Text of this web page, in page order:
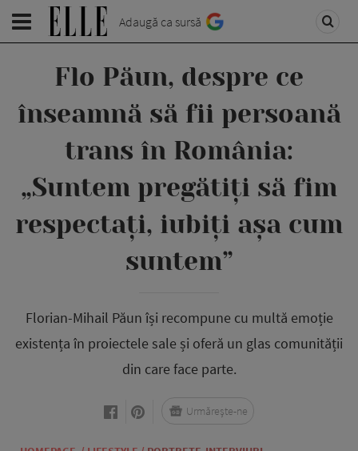
Adaugă ca sursă
Flo Păun, despre ce
înseamnă să fii persoană
trans în România:
„Suntem pregătiți să fim
respectați, iubiți așa cum
suntem”
Florian-Mihail Păun își recompune cu multă emoție
existența în proiectele sale și oferă un glas comunității
din care face parte.
Urmărește-ne